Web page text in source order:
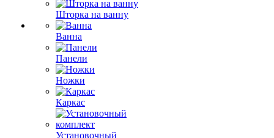
Шторка на ванну
Ванна
Панели
Ножки
Каркас
Установочный